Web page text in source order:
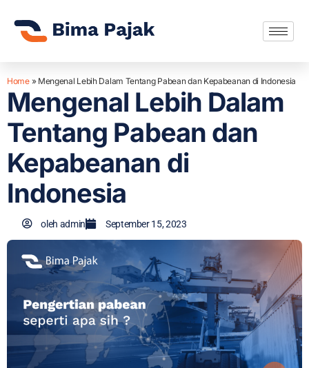
Home» Mengenal Lebih Dalam Tentang Pabean dan Kepabeanan di Indonesia
Mengenal Lebih Dalam
Tentang Pabean dan
Kepabeanan di
Indonesia
oleh admin September 15, 2023